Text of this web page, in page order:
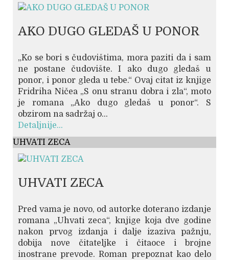
AKO DUGO GLEDAŠ U PONOR
„Ko se bori s čudovištima, mora paziti da i sam
ne postane čudovište. I ako dugo gledaš u
ponor, i ponor gleda u tebe.“ Ovaj citat iz knjige
Fridriha Ničea „S onu stranu dobra i zla“, moto
je romana „Ako dugo gledaš u ponor“. S
obzirom na sadržaj o...
Detaljnije...
UHVATI ZECA
UHVATI ZECA
Pred vama je novo, od autorke doterano izdanje
romana „Uhvati zeca“, knjige koja dve godine
nakon prvog izdanja i dalje izaziva pažnju,
dobija nove čitateljke i čitaoce i brojne
inostrane prevode. Roman prepoznat kao delo